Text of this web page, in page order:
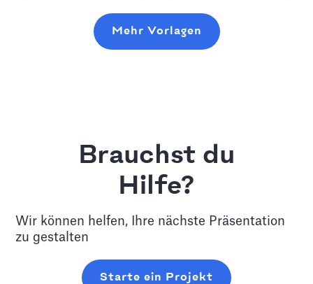
Mehr Vorlagen
Brauchst du
Hilfe?
Wir können helfen, Ihre nächste Präsentation
zu gestalten
Starte ein Projekt